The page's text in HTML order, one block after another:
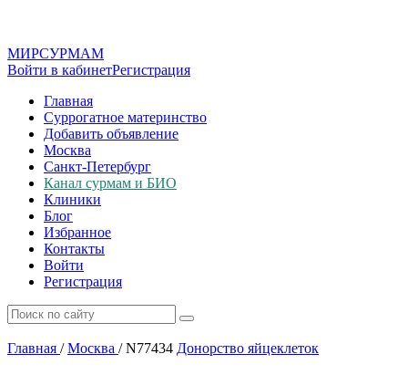
МИРСУРМАМ
Войти в кабинетРегистрация
Главная
Суррогатное материнство
Добавить объявление
Москва
Санкт-Петербург
Канал сурмам и БИО
Клиники
Блог
Избранное
Контакты
Войти
Регистрация
Главная / Москва /N77434 Донорство яйцеклеток